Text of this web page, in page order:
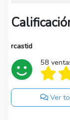
rcastid
58
Ver